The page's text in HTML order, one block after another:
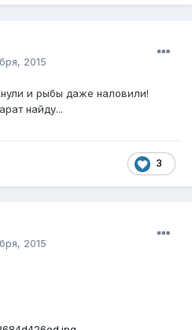
2015
и рыбы даже наловили!
найду...
3
2015